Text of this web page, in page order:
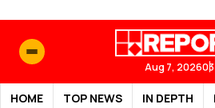
Aug 7, 2026
HOME TOP NEWS IN DEPTH